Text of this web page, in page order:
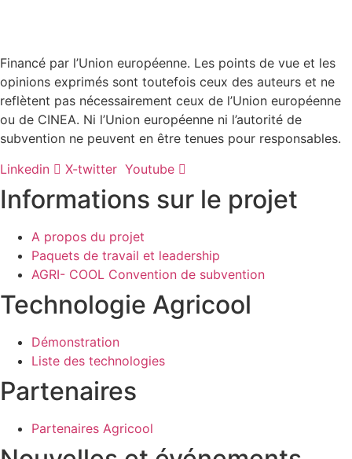
Financé par l’Union européenne. Les points de vue et les
opinions exprimés sont toutefois ceux des auteurs et ne
reflètent pas nécessairement ceux de l’Union européenne
ou de CINEA. Ni l’Union européenne ni l’autorité de
subvention ne peuvent en être tenues pour responsables.
Linkedin
X-twitter Youtube
Informations sur le projet
A propos du projet
Paquets de travail et leadership
AGRI- COOL Convention de subvention
Technologie Agricool
Démonstration
Liste des technologies
Partenaires
Partenaires Agricool